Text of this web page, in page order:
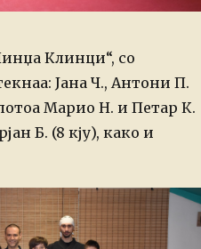
Клинци“, со
Јана Ч., Антони П.
Марио Н. и Петар К.
Б. (8 кју), како и